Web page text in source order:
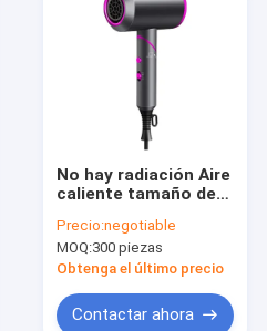
No hay radiación Aire
caliente tamaño de
soplado Ahorro de
energía para
dormitorio
Precio:negotiable
MOQ:300 piezas
Obtenga el último precio
Contactar ahora